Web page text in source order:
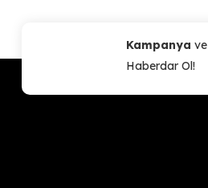
Kampanya ve
Haberdar Ol!